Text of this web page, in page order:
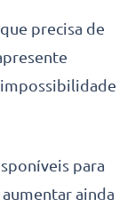
precisa de
para
ainda